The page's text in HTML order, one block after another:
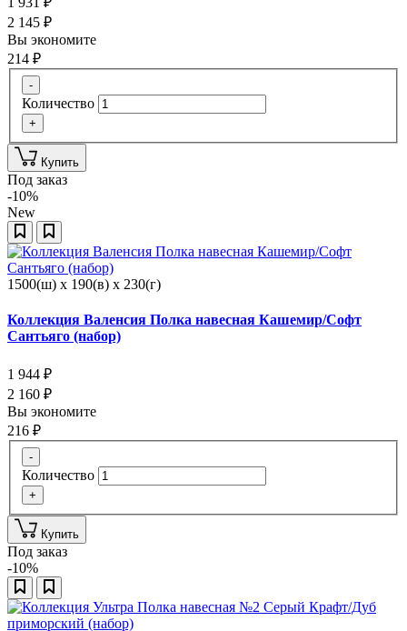
2 145 ₽
Вы экономите
214 ₽
-
Количество
+
Купить
Под заказ
-10%
New
1500(ш) x 190(в) x 230(г)
Коллекция Валенсия Полка навесная Кашемир/Софт
Сантьяго (набор)
1 944 ₽
2 160 ₽
Вы экономите
216 ₽
-
Количество
+
Купить
Под заказ
-10%